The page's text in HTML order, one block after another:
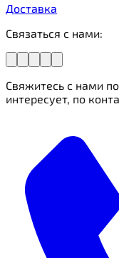
Доставка
Связаться с нами:
Свяжитесь с нами
интересует, по